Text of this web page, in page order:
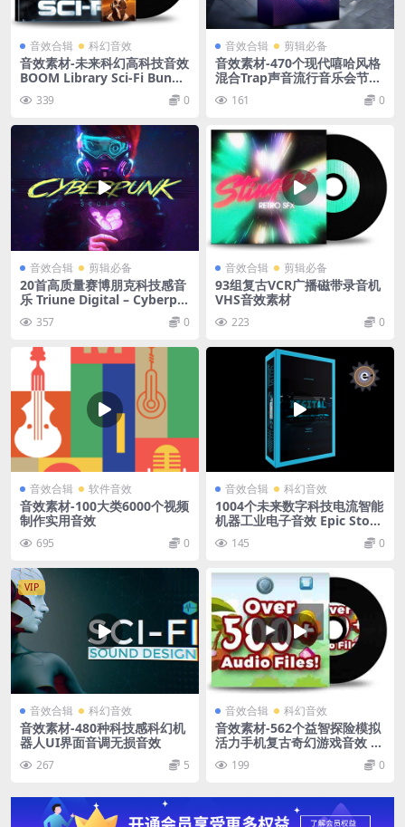
音效合辑 科幻音效
音效素材-未来科幻高科技音效
BOOM Library Sci-Fi Bundl
e 339 0
音效合辑 剪辑必备
音效素材-470个现代嘻哈风格
混合Trap声音流行音乐会节目
音乐制作工具包
161 0
音效合辑 剪辑必备
20首高质量赛博朋克科技感音
乐 Triune Digital – Cyberpu
357 0
音效合辑 剪辑必备
93组复古VCR广播磁带录音机
VHS音效素材
223 0
音效合辑 软件音效
音效素材-100大类6000个视频
制作实用音效
695 0
音效合辑 科幻音效
1004个未来数字科技电流智能
机器工业电子音效 Epic Stock
Media – Digital Elements
145 0
VIP
音效合辑 科幻音效
音效素材-480种科技感科幻机
器人UI界面音调无损音效
267 5
音效合辑 科幻音效
音效素材-562个益智探险模拟
活力手机复古奇幻游戏音效 E
pic Stock Media – Puzzle G
ame199 0